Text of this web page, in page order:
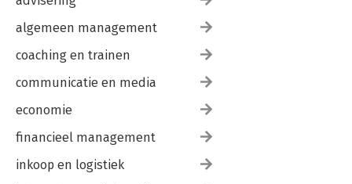
algemeen management
coaching en trainen
communicatie en media
economie
financieel management
inkoop en logistiek